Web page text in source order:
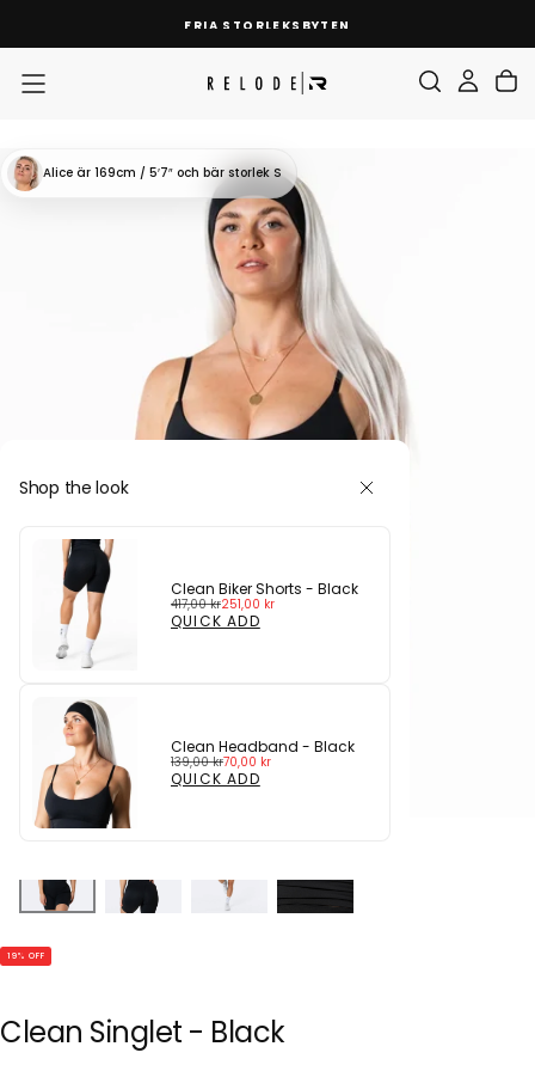
CONTENT
FRIA STORLEKSBYTEN
Alice är 169cm / 5′7″ och bär storlek S
Shop the look
Clean Biker Shorts - Black
Regular
price
417,00 kr
Sale
price
251,00 kr
QUICK ADD
Clean Headband - Black
Regular
price
139,00 kr
Sale
price
70,00 kr
QUICK ADD
19% OFF
Clean Singlet - Black